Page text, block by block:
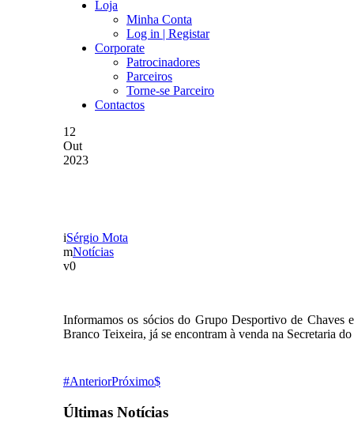
Loja
Minha Conta
Log in | Registar
Corporate
Patrocinadores
Parceiros
Torne-se Parceiro
Contactos
12
Out
2023
Sérgio Mota
Notícias
0
Informamos os sócios do Grupo Desportivo de
Branco Teixeira, já se encontram à venda na Secretaria
AnteriorPróximo
Últimas Notícias